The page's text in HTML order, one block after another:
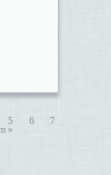
5 6
7
»